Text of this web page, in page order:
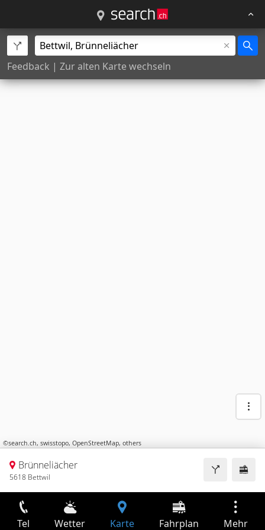
Feedback | Zur alten Karte wechseln
©search.ch, swisstopo, OpenStreetMap, others
Brünneliächer
5618 Bettwil
Tel Wetter Karte Fahrplan Mehr